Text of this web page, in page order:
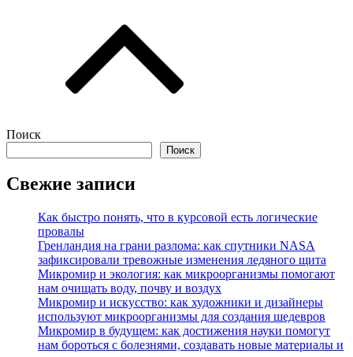
Поиск
Поиск
Свежие записи
Как быстро понять, что в курсовой есть логические
провалы
Гренландия на грани разлома: как спутники NASA
зафиксировали тревожные изменения ледяного щита
Микромир и экология: как микроорганизмы помогают
нам очищать воду, почву и воздух
Микромир и искусство: как художники и дизайнеры
используют микроорганизмы для создания шедевров
Микромир в будущем: как достижения науки помогут
нам бороться с болезнями, создавать новые материалы и